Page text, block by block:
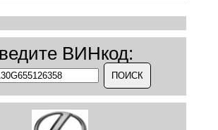
ВИНкод: